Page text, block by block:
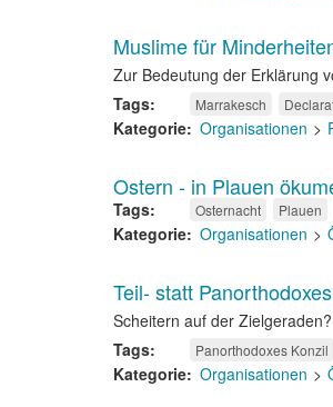
Muslime für
Zur Bedeutung der Erklärung
Tags
Marrakesch
Kategorie Organisationen
Ostern - in Plauen
Tags Osternacht Plauen
Kategorie Organisationen
Teil- statt
Scheitern auf der Zielgeraden?
Tags
Panorthodoxes Konzil
Kategorie Organisationen